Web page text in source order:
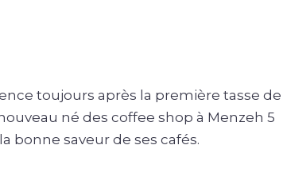
toujours après la première tasse de
né des coffee shop à Menzeh 5
bonne saveur de ses cafés.